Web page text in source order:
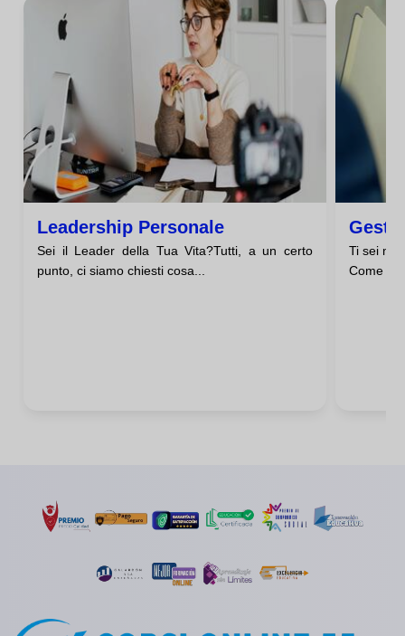
Leadership Personale
Sei il Leader della Tua Vita?Tutti, a un certo
punto, ci siamo chiesti cosa...
Ti sei
Come se